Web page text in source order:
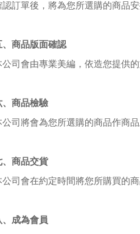
認訂單後，將為您所選購的商品
、商品版面確認
公司會由專業美編，依造您提供
、商品檢驗
公司將會為您所選購的商品作商
、商品交貨
公司會在約定時間將您所購買的
、成為會員